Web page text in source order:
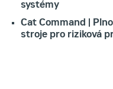
systémy
Cat Command |
stroje pro riziková